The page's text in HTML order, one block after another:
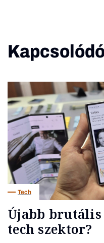
Tech
Újabb
tech szektor?